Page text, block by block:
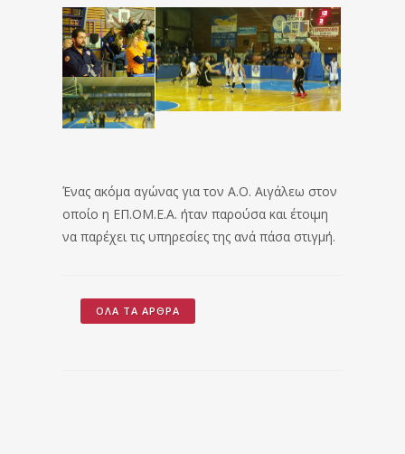
Ένας ακόμα αγώνας για τον Α.Ο. Αιγάλεω στον
οποίο η ΕΠ.ΟΜ.Ε.Α. ήταν παρούσα και έτοιμη
να παρέχει τις υπηρεσίες της ανά πάσα στιγμή.
ΌΛΑ ΤΑ ΆΡΘΡΑ